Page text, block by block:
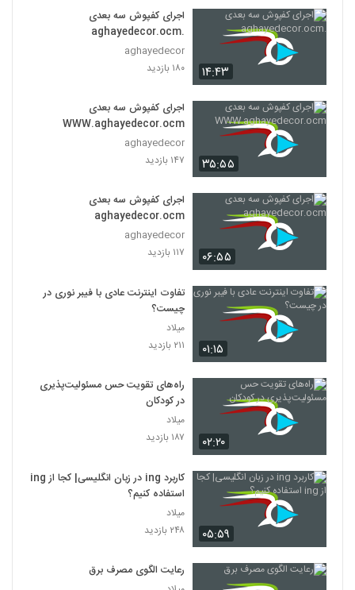
۱۴:۴۳
اجرای کفپوش سه بعدی
.aghayedecor.ocm
aghayedecor
۱۸۰ بازدید
۳۵:۵۵
اجرای کفپوش سه بعدی
WWW.aghayedecor.ocm
aghayedecor
۱۴۷ بازدید
۰۶:۵۵
اجرای کفپوش سه بعدی
aghayedecor.ocm
aghayedecor
۱۱۷ بازدید
۰۱:۱۵
تفاوت اینترنت عادی با فیبر نوری در
چیست؟
میلاد
۲۱۱ بازدید
۰۲:۲۰
راه‌های تقویت حس مسئولیت‌پذیری
در کودکان
میلاد
۱۸۷ بازدید
۰۵:۵۹
کاربرد ing در زبان انگلیسی| کجا از ing
استفاده کنیم؟
میلاد
۲۴۸ بازدید
رعایت الگوی مصرف برق